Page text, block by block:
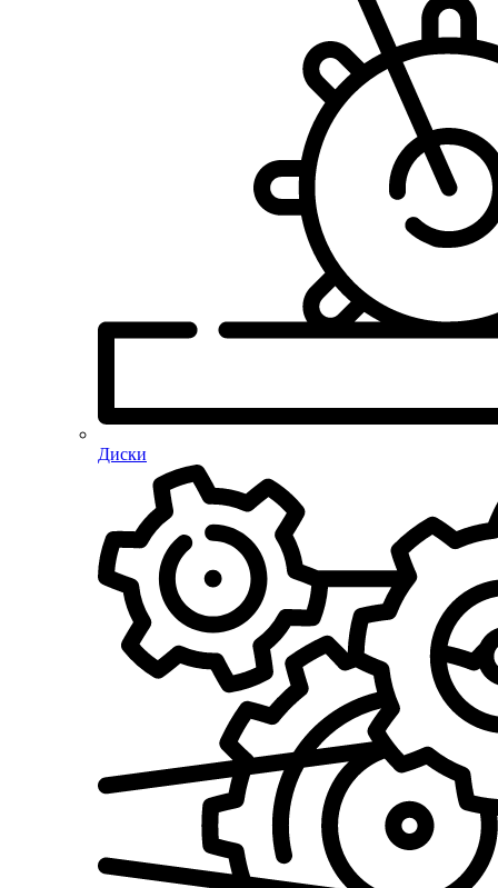
Диски